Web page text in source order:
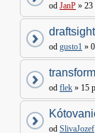
od JanP » 23
od gusto1 »
od flek » 15
od SlivaJozef